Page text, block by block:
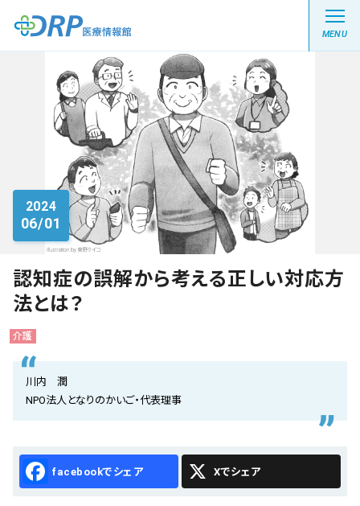
MENU
最新の注目記事
栄養健康レシピ
医療系学生記事
健康川柳
DRP医療情報館とは?
会社概要
お知らせ
2024
06/01
認知症の誤解から考える正しい対応方
法とは？
介護
川内 潤
NPO法人となりのかいご・代表理事
Facebook X